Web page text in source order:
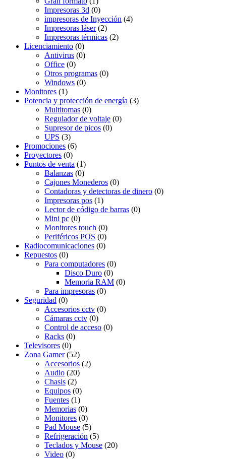
Impresoras 3d (0)
impresoras de Inyección (4)
Impresoras láser (2)
Impresoras térmicas (2)
Licenciamiento (0)
Antivirus (0)
Office (0)
Otros programas (0)
Windows (0)
Monitores (1)
Potencia y protección de energía (3)
Multitomas (0)
Regulador de voltaje (0)
Supresor de picos (0)
UPS (3)
Promociones (6)
Proyectores (0)
Puntos de venta (1)
Balanzas (0)
Cajones Monederos (0)
Contadoras y detectoras de dinero (0)
Impresoras pos (1)
Lector de código de barras (0)
Mini pc (0)
Monitores touch (0)
Periféricos POS (0)
Radiocomunicaciones (0)
Repuestos (0)
Para computadores (0)
Disco Duro (0)
Memoria RAM (0)
Para impresoras (0)
Seguridad (0)
Accesorios cctv (0)
Cámaras cctv (0)
Control de acceso (0)
Racks (0)
Televisores (0)
Zona Gamer (52)
Accesorios (2)
Audio (20)
Chasis (2)
Equipos (0)
Fuentes (1)
Memorias (0)
Monitores (0)
Pad Mouse (5)
Refrigeración (5)
Teclados y Mouse (20)
Video (0)